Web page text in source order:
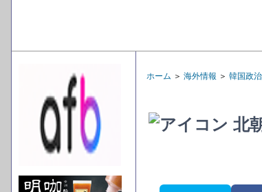
ホーム ＞ 海外情報 ＞ 韓国政
北